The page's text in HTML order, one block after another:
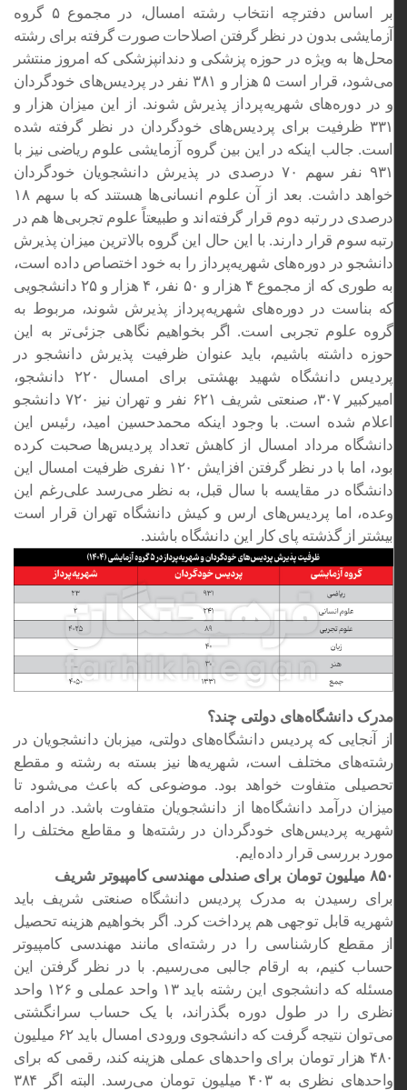
بر اساس دفترچه انتخاب رشته امسال، در مجموع ۵ گروه
آزمایشی بدون در نظر گرفتن اصلاحات صورت گرفته برای رشته
محل‌ها به ویژه در حوزه پزشکی و دندانپزشکی که امروز منتشر
می‌شود، قرار است ۵ هزار و ۳۸۱ نفر در پردیس‌های خودگردان
و در دوره‌های شهریه‌پرداز پذیرش شوند. از این میزان هزار و
۳۳۱ ظرفیت برای پردیس‌های خودگردان در نظر گرفته شده
است. جالب اینکه در این بین گروه آزمایشی علوم ریاضی نیز با
۹۳۱ نفر سهم ۷۰ درصدی در پذیرش دانشجویان خودگردان
خواهد داشت. بعد از آن علوم انسانی‌ها هستند که با سهم ۱۸
درصدی در رتبه دوم قرار گرفته‌اند و طبیعتاً علوم تجربی‌ها هم در
رتبه سوم قرار دارند. با این حال این گروه بالاترین میزان پذیرش
دانشجو در دوره‌های شهریه‌پرداز را به خود اختصاص داده است،
به طوری که از مجموع ۴ هزار و ۵۰ نفر، ۴ هزار و ۲۵ دانشجویی
که بناست در دوره‌های شهریه‌پرداز پذیرش شوند، مربوط به
گروه علوم تجربی است. اگر بخواهیم نگاهی جزئی‌تر به این
حوزه داشته باشیم، باید عنوان ظرفیت پذیرش دانشجو در
پردیس دانشگاه شهید بهشتی برای امسال ۲۲۰ دانشجو،
امیرکبیر ۳۰۷، صنعتی شریف ۶۲۱ نفر و تهران نیز ۷۲۰ دانشجو
اعلام شده است. با وجود اینکه محمدحسین امید، رئیس این
دانشگاه مرداد امسال از کاهش تعداد پردیس‌ها صحبت کرده
بود، اما با در نظر گرفتن افزایش ۱۲۰ نفری ظرفیت امسال این
دانشگاه در مقایسه با سال قبل، به نظر می‌رسد علی‌رغم این
وعده، اما پردیس‌های ارس و کیش دانشگاه تهران قرار است
بیشتر از گذشته پای کار این دانشگاه باشند.
مدرک دانشگاه‌های دولتی چند؟
از آنجایی که پردیس دانشگاه‌های دولتی، میزبان دانشجویان در
رشته‌های مختلف است، شهریه‌ها نیز بسته به رشته و مقطع
تحصیلی متفاوت خواهد بود. موضوعی که باعث می‌شود تا
میزان درآمد دانشگاه‌ها از دانشجویان متفاوت باشد. در ادامه
شهریه پردیس‌های خودگردان در رشته‌ها و مقاطع مختلف را
مورد بررسی قرار داده‌ایم.
۸۵۰ میلیون تومان برای صندلی مهندسی کامپیوتر شریف
برای رسیدن به مدرک پردیس دانشگاه صنعتی شریف باید
شهریه قابل توجهی هم پرداخت کرد. اگر بخواهیم هزینه تحصیل
از مقطع کارشناسی را در رشته‌ای مانند مهندسی کامپیوتر
حساب کنیم، به ارقام جالبی می‌رسیم. با در نظر گرفتن این
مسئله که دانشجوی این رشته باید ۱۳ واحد عملی و ۱۲۶ واحد
نظری را در طول دوره بگذراند، با یک حساب سرانگشتی
می‌توان نتیجه گرفت که دانشجوی ورودی امسال باید ۶۲ میلیون
۴۸۰ هزار تومان برای واحدهای عملی هزینه کند، رقمی که برای
واحدهای نظری به ۴۰۳ میلیون تومان می‌رسد. البته اگر ۳۸۴